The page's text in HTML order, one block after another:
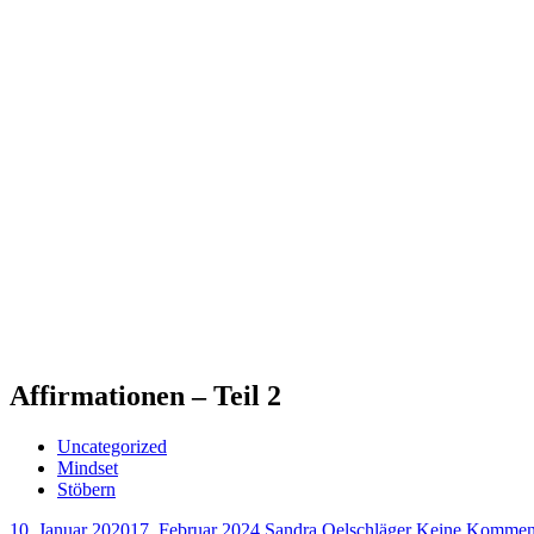
Affirmationen – Teil 2
Uncategorized
Mindset
Stöbern
10. Januar 202017. Februar 2024 Sandra Oelschläger Keine